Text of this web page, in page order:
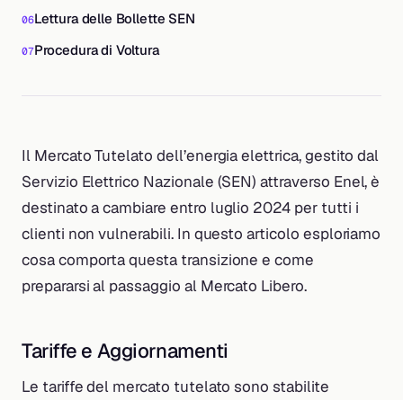
Lettura delle Bollette SEN
Procedura di Voltura
Il Mercato Tutelato dell’energia elettrica, gestito dal
Servizio Elettrico Nazionale (SEN) attraverso Enel, è
destinato a cambiare entro luglio 2024 per tutti i
clienti non vulnerabili. In questo articolo esploriamo
cosa comporta questa transizione e come
prepararsi al passaggio al Mercato Libero.
Tariffe e Aggiornamenti
Le tariffe del mercato tutelato sono stabilite